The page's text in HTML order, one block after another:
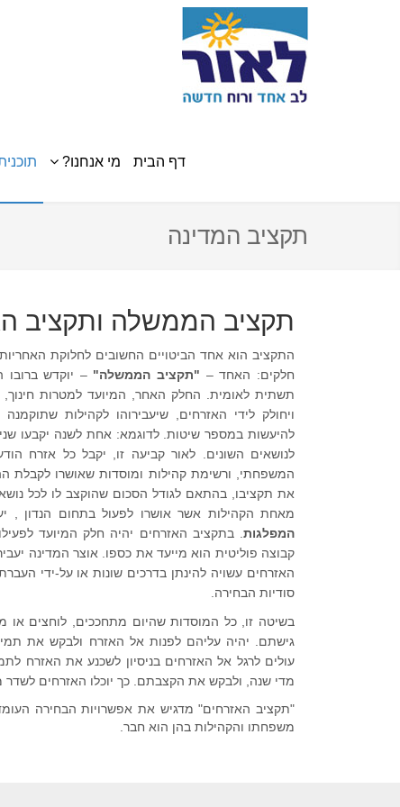
דף הבית מי אנחנו?
תקציב המדינה
תקציב הממשלה ותקציב
התקציב הוא אחד הביטויים החשובים לחלוקת
חלקים: האחד – "תקציב הממשלה" – יוקדש ברובו
תשתית לאומית. החלק האחר, המיועד למטרות חינוך,
ויחולק לידי האזרחים, שיעבירוהו לקהילות
להיעשות במספר שיטות. לדוגמא: אחת לשנה יקבעו
לנושאים השונים. לאור קביעה זו, יקבל כל אזרח
המשפחתי, ורשימת קהילות ומוסדות שאושרו לקבלת
את תקציבו, בהתאם לגודל הסכום שהוקצב לו לכל
מאחת הקהילות אשר אושרו לפעול בתחום הנדון ,
המפלגות . בתקציב האזרחים יהיה חלק המיועד
קבוצה פוליטית הוא מייעד את כספו. אוצר המדינה
האזרחים עשויה להינתן בדרכים שונות או על-ידי
סודיות הבחירה.
בשיטה זו, כל המוסדות שהיום מתחככים, לוחצים או
גישתם. יהיה עליהם לפנות אל האזרח ולבקש את
עולים לרגל אל האזרחים בניסיון לשכנע את האזרח
מדי שנה, ולבקש את הקצבתם. כך יוכלו האזרחים
"תקציב האזרחים" מדגיש את אפשרויות הבחירה
משפחתו והקהילות בהן הוא חבר.